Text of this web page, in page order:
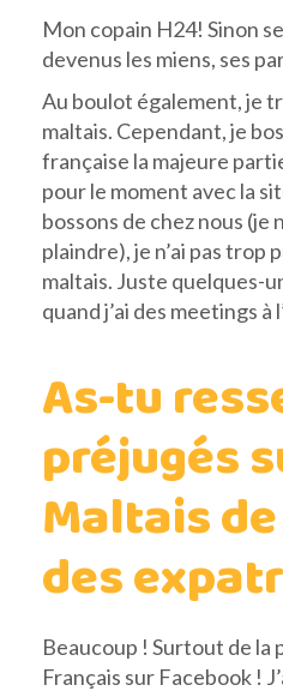
Mon copain H24! Sinon
devenus les miens, ses
Au boulot également, je
maltais. Cependant, je
française la majeure
pour le moment avec la
bossons de chez nous (je
plaindre), je n’ai pas trop
maltais. Juste quelques-
quand j’ai des meetings à
As-tu
préjugés
Maltais
des
Beaucoup ! Surtout de la
Français sur Facebook !